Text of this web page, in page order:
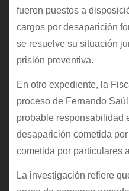
fueron puestos a
cargos por desaparición
se resuelve su situación
prisión preventiva.
En otro expediente, la
proceso de Fernando
probable responsabilidad
desaparición cometida
cometida por particulares
La investigación refiere